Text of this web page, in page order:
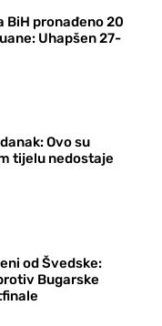
BiH pronađeno 20
Uhapšen 27-
Ovo su
tijelu nedostaje
od Švedske:
Bugarske